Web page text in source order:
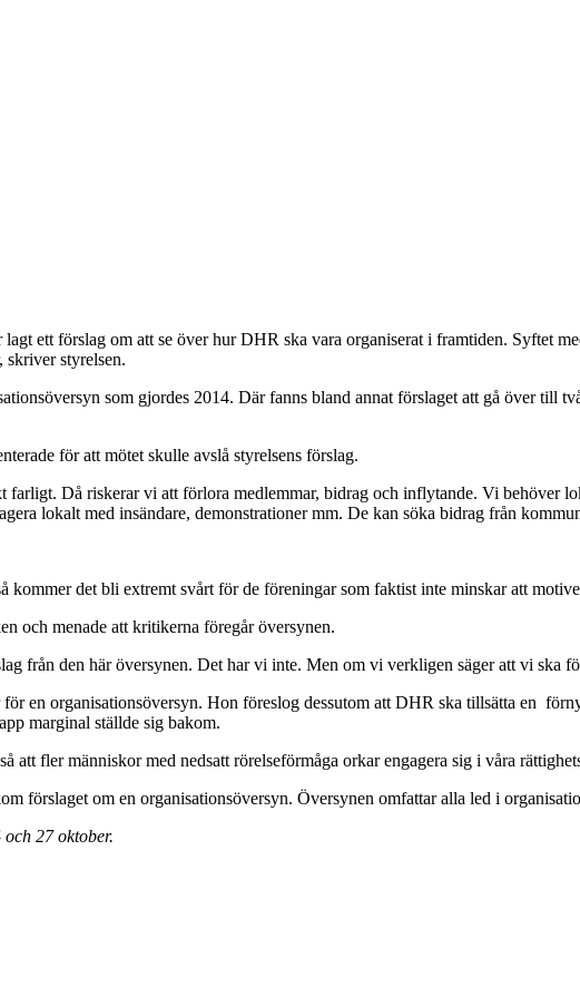
ett förslag om att se över hur DHR ska vara organiserat i framtiden. Syftet
skriver styrelsen.
som gjordes 2014. Där fanns bland annat förslaget att gå över till
för att mötet skulle avslå styrelsens förslag.
Då riskerar vi att förlora medlemmar, bidrag och inflytande. Vi behöver
lokalt med insändare, demonstrationer mm. De kan söka bidrag från
kommer det bli extremt svårt för de föreningar som faktist inte minskar att
och menade att kritikerna föregår översynen.
från den här översynen. Det har vi inte. Men om vi verkligen säger att vi ska
en organisationsöversyn. Hon föreslog dessutom att DHR ska tillsätta en
marginal ställde sig bakom.
att fler människor med nedsatt rörelseförmåga orkar engagera sig i våra
förslaget om en organisationsöversyn. Översynen omfattar alla led i
27 oktober.